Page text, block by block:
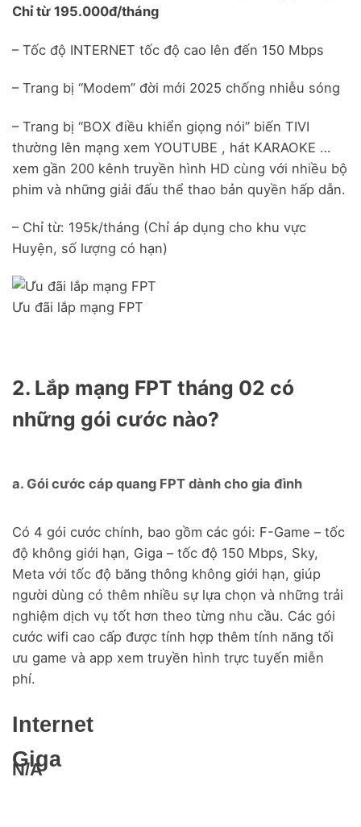
Chỉ từ 195.000đ/tháng
– Tốc độ INTERNET tốc độ cao lên đến 150 Mbps
– Trang bị “Modem” đời mới 2025 chống nhiễu sóng
– Trang bị “BOX điều khiển giọng nói” biến TIVI
thường lên mạng xem YOUTUBE , hát KARAOKE …
xem gần 200 kênh truyền hình HD cùng với nhiều bộ
phim và những giải đấu thể thao bản quyền hấp dẫn.
– Chỉ từ: 195k/tháng (Chỉ áp dụng cho khu vực
Huyện, số lượng có hạn)
Ưu đãi lắp mạng FPT
2. Lắp mạng FPT tháng 02 có
những gói cước nào?
a. Gói cước cáp quang FPT dành cho gia đình
Có 4 gói cước chính, bao gồm các gói: F-Game – tốc
độ không giới hạn, Giga – tốc độ 150 Mbps, Sky,
Meta với tốc độ băng thông không giới hạn, giúp
người dùng có thêm nhiều sự lựa chọn và những trải
nghiệm dịch vụ tốt hơn theo từng nhu cầu. Các gói
cước wifi cao cấp được tính hợp thêm tính năng tối
ưu game và app xem truyền hình trực tuyến miễn
phí.
Internet
Giga
N/A